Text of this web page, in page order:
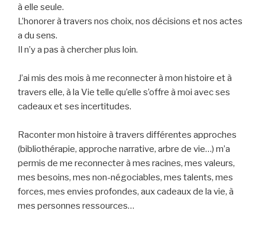
à elle seule.
L’honorer à travers nos choix, nos décisions et nos actes
a du sens.
Il n’y a pas à chercher plus loin.
J’ai mis des mois à me reconnecter à mon histoire et à
travers elle, à la Vie telle qu’elle s’offre à moi avec ses
cadeaux et ses incertitudes.
Raconter mon histoire à travers différentes approches
(bibliothérapie, approche narrative, arbre de vie…) m’a
permis de me reconnecter à mes racines, mes valeurs,
mes besoins, mes non-négociables, mes talents, mes
forces, mes envies profondes, aux cadeaux de la vie, à
mes personnes ressources…